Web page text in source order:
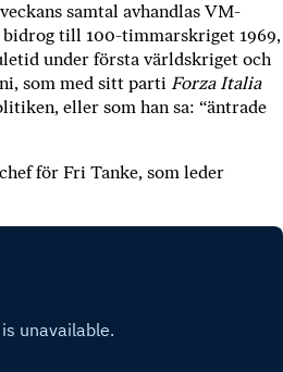
samtal avhandlas VM-
bidrog till 100-timmarskriget 1969,
under första världskriget och
som med sitt parti Forza Italia
eller som han sa: “äntrade
för Fri Tanke, som leder